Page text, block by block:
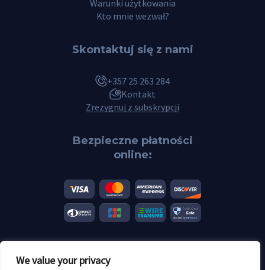
We value your privacy
Warunki użytkowania
Kto mnie wezwał?
Skontaktuj się z nami
+357 25 263 284
Kontakt
Zrezygnuj z subskrypcji
Bezpieczne płatności
online:
© 2026 Scannero.blog. Wszystkie marki są własnością ich